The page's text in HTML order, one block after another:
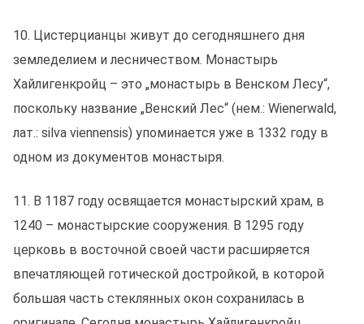
10. Цистерцианцы живут до сегодняшнего дня
земледелием и лесничеством. Монастырь
Хайлигенкройц – это „монастырь в Венском Лесу“,
поскольку название „Венский Лес“ (нем.: Wienerwald,
лат.: silva viennensis) упоминается уже в 1332 году в
одном из документов монастыря.
11. В 1187 году освящается монастырский храм, в
1240 – монастырские сооружения. В 1295 году
церковь в восточной своей части расширяется
впечатляющей готической достройкой, в которой
большая часть стеклянных окон сохранилась в